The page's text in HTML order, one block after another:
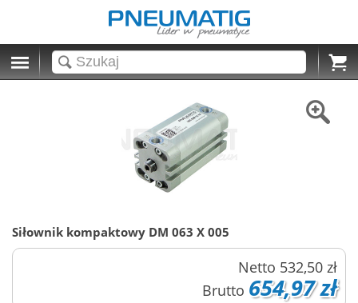
Cart
Siłownik kompaktowy DM 063 X 005
Netto 532,50 zł
Brutto 654,97 zł